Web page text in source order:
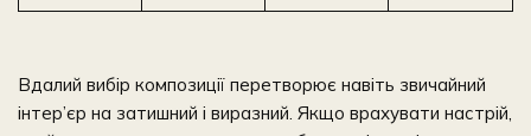
Вдалий вибір композиції перетворює навіть звичайний
інтер’єр на затишний і виразний. Якщо врахувати настрій,